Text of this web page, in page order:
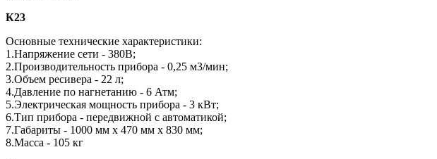
К23
Основные технические характеристики:
1.Напряжение сети - 380В;
2.Производительность прибора - 0,25 м3/мин;
3.Объем ресивера - 22 л;
4.Давление по нагнетанию - 6 Атм;
5.Электрическая мощность прибора - 3 кВт;
6.Тип прибора - передвижной с автоматикой;
7.Габариты - 1000 мм х 470 мм х 830 мм;
8.Масса - 105 кг